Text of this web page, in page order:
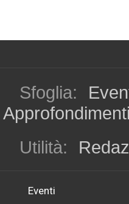
Sfoglia:
Approfondimenti
Utilità:
Eventi